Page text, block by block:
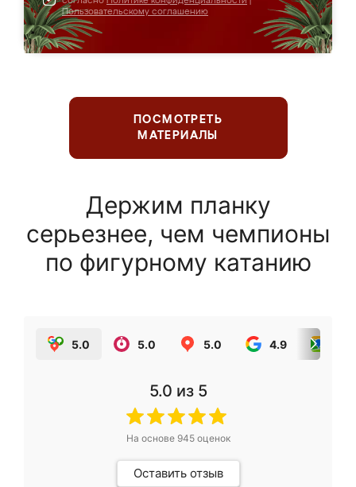
Пользовательскому соглашению
ПОСМОТРЕТЬ
МАТЕРИАЛЫ
Держим планку
серьезнее, чем чемпионы
по фигурному катанию
5.0 5.0 5.0 4.9
5.0 из 5
На основе 945оценок
Оставить отзыв